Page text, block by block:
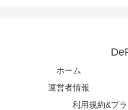
ホーム
運営者情報
利用規約&プ